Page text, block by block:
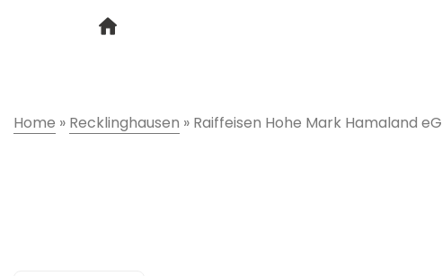
Home » Recklinghausen » Raiffeisen Hohe Mark Hamaland eG